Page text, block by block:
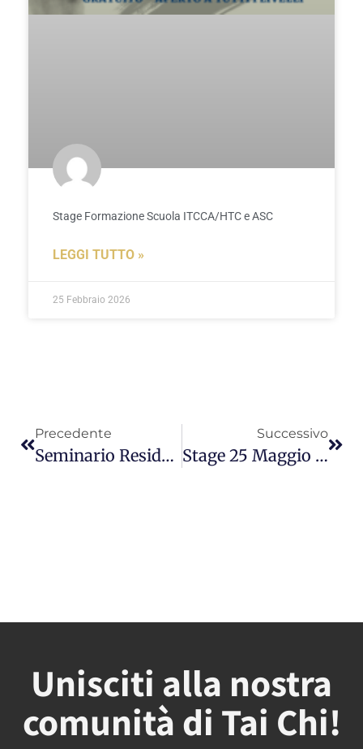
Stage Formazione Scuola ITCCA/HTC e ASC
LEGGI TUTTO »
25 Febbraio 2026
Precedente
Seminario Residenziale 30/31 Marzo 2019
Successivo
Stage 25 Maggio 2019
Unisciti alla nostra
comunità di Tai Chi!